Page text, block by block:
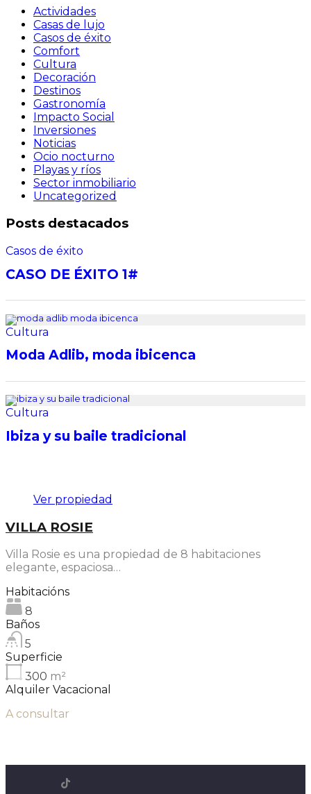
Actividades
Casas de lujo
Casos de éxito
Comfort
Cultura
Decoración
Destinos
Gastronomía
Impacto Social
Inversiones
Noticias
Ocio nocturno
Playas y ríos
Sector inmobiliario
Uncategorized
Posts destacados
Casos de éxito
CASO DE ÉXITO 1#
Cultura
Moda Adlib, moda ibicenca
Cultura
Ibiza y su baile tradicional
Ver propiedad
VILLA ROSIE
Villa Rosie es una propiedad de 8 habitaciones
elegante, espaciosa…
Habitacións
8
Baños
5
Superficie
300 m²
Alquiler Vacacional
A consultar